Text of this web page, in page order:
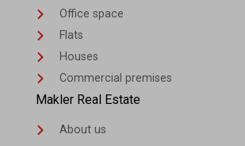
Office space
Flats
Houses
Commercial premises
Makler Real Estate
About us